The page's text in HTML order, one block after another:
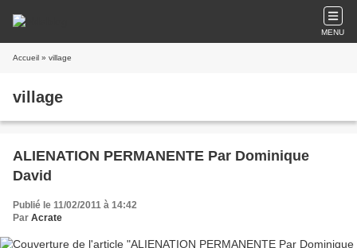
MENU
Accueil » village
village
ALIENATION PERMANENTE Par Dominique
David
Publié le 11/02/2011 à 14:42
Par Acrate